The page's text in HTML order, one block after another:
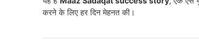
करने के लिए हर दिन मेहनत की।